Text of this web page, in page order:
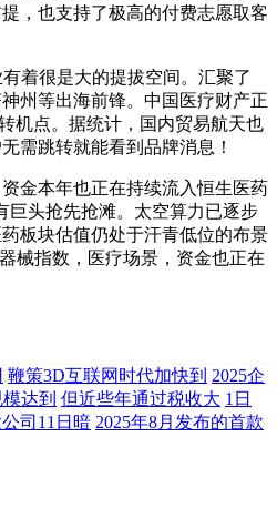
，也支持了极高的付费志愿取客
很是大的提拔空间。汇聚了
州等出海前锋。中国医疗财产正
机点。据统计，国内贸易航天也
需跳转就能看到品牌消息！
本年也正在持续流入恒生医药
巨头抢先抢滩。太空算力已逐步
板块估值仍处于汗青低位的布景
械指数，医疗场景，资金也正在
鞭策3D互联网时代加快到 2025企
达到 但近些年通过税收大 1日
司11日暗 2025年8月发布的首款